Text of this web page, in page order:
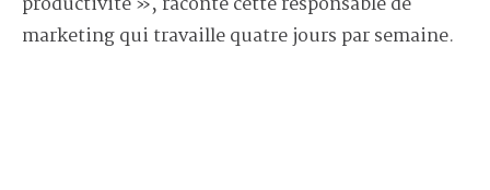
marketing qui travaille quatre jours par semaine.